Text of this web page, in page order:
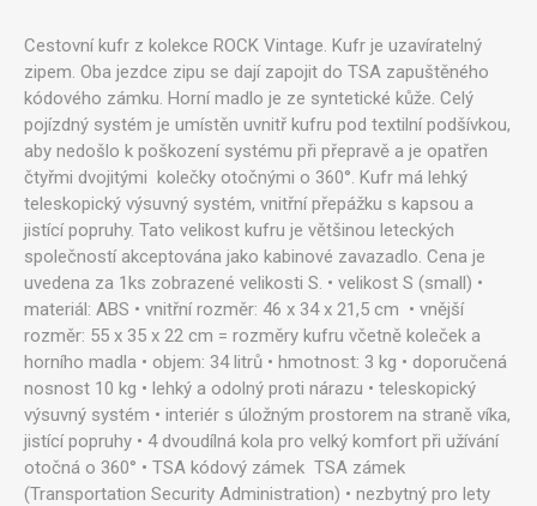
Cestovní kufr z kolekce ROCK Vintage. Kufr je uzavíratelný
zipem. Oba jezdce zipu se dají zapojit do TSA zapuštěného
kódového zámku. Horní madlo je ze syntetické kůže. Celý
pojízdný systém je umístěn uvnitř kufru pod textilní podšívkou,
aby nedošlo k poškození systému při přepravě a je opatřen
čtyřmi dvojitými kolečky otočnými o 360°. Kufr má lehký
teleskopický výsuvný systém, vnitřní přepážku s kapsou a
jistící popruhy. Tato velikost kufru je většinou leteckých
společností akceptována jako kabinové zavazadlo. Cena je
uvedena za 1ks zobrazené velikosti S. • velikost S (small) •
materiál: ABS • vnitřní rozměr: 46 x 34 x 21,5 cm • vnější
rozměr: 55 x 35 x 22 cm = rozměry kufru včetně koleček a
horního madla • objem: 34 litrů • hmotnost: 3 kg • doporučená
nosnost 10 kg • lehký a odolný proti nárazu • teleskopický
výsuvný systém • interiér s úložným prostorem na straně víka,
jistící popruhy • 4 dvoudílná kola pro velký komfort při užívání
otočná o 360° • TSA kódový zámek TSA zámek
(Transportation Security Administration) • nezbytný pro lety